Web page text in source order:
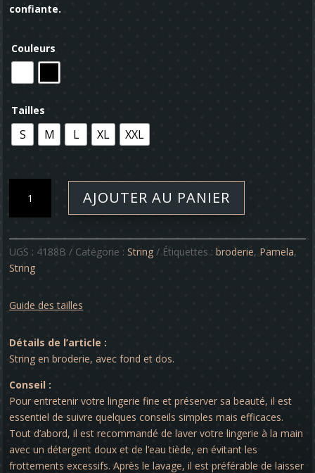
confiante.
Couleurs
Tailles
S M L XL XXL
String
Pamela
AJOUTER AU PANIER
UGS : 4188B Catégorie :String Étiquettes :broderie, Pamela,
String
Guide des tailles
Détails de l’article :
String en broderie, avec fond et dos.
Conseil :
Pour entretenir votre lingerie fine et préserver sa beauté, il est
essentiel de suivre quelques conseils simples mais efficaces.
Tout d’abord, il est recommandé de laver votre lingerie à la main
avec un détergent doux et de l’eau tiède, en évitant les
frottements excessifs. Après le lavage, il est préférable de laisser